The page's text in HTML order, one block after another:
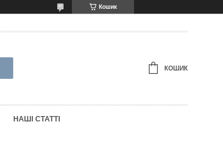
Кошик
КОШИК
НАШІ СТАТТІ